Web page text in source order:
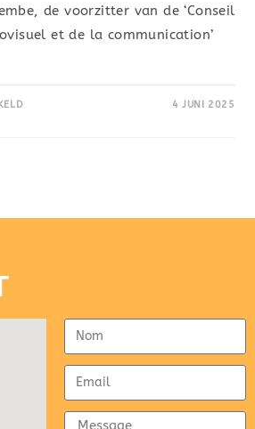
de voorzitter van de ‘Conseil
et de la communication’
4 JUNI 2025